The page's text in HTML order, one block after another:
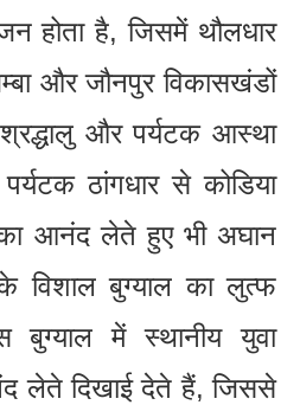
होता है, जिसमें थौलधार
और जौनपुर विकासखंडों
और पर्यटक आस्था
ठांगधार से कोडिया
का आनंद लेते हुए भी अघान
बुग्याल का लुत्फ
में स्थानीय युवा
लेते दिखाई देते हैं, जिससे